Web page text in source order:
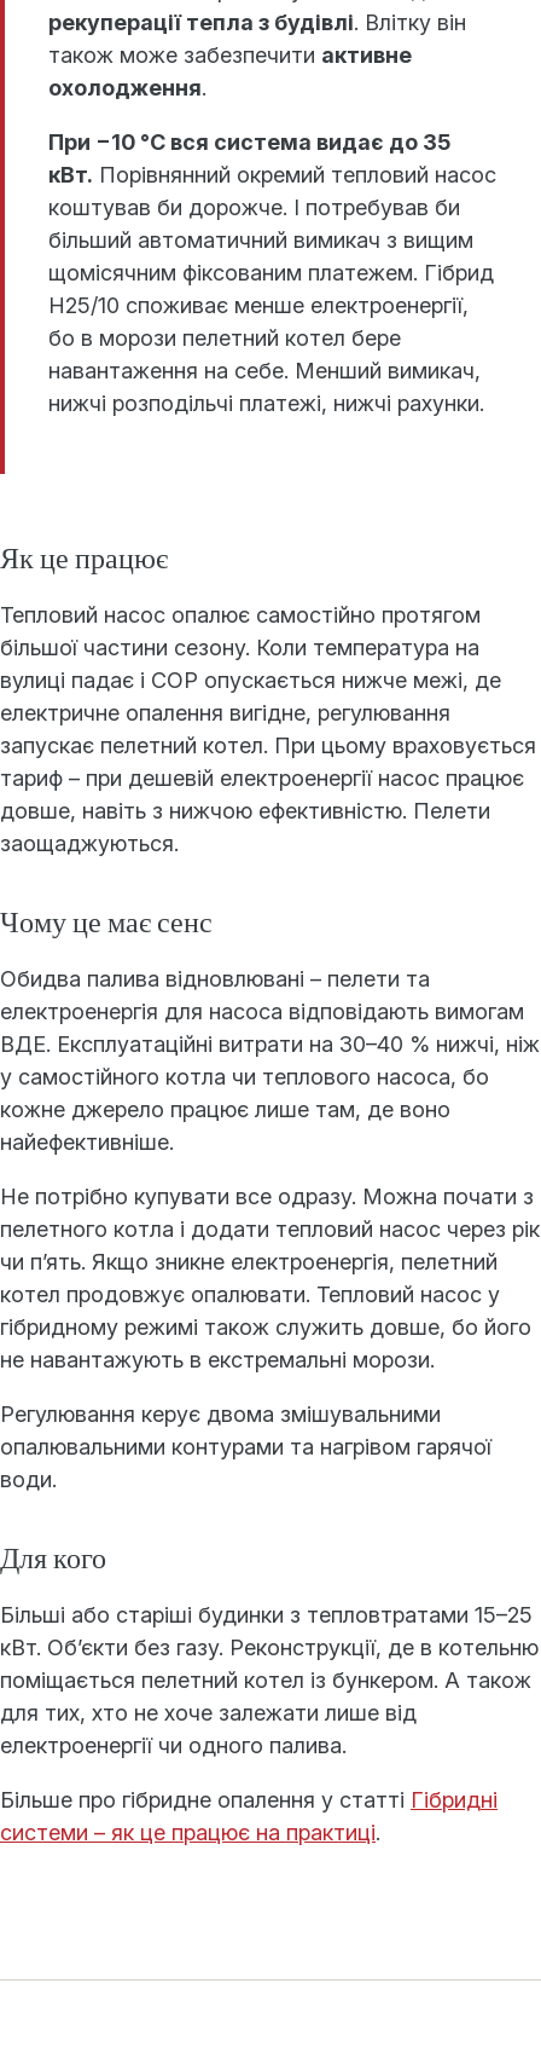
рекуперації тепла з будівлі. Влітку він
також може забезпечити активне
охолодження.
При −10 °C вся система видає до 35
кВт. Порівнянний окремий тепловий насос
коштував би дорожче. І потребував би
більший автоматичний вимикач з вищим
щомісячним фіксованим платежем. Гібрид
H25/10 споживає менше електроенергії,
бо в морози пелетний котел бере
навантаження на себе. Менший вимикач,
нижчі розподільчі платежі, нижчі рахунки.
Як це працює
Тепловий насос опалює самостійно протягом
більшої частини сезону. Коли температура на
вулиці падає і COP опускається нижче межі, де
електричне опалення вигідне, регулювання
запускає пелетний котел. При цьому враховується
тариф – при дешевій електроенергії насос працює
довше, навіть з нижчою ефективністю. Пелети
заощаджуються.
Чому це має сенс
Обидва палива відновлювані – пелети та
електроенергія для насоса відповідають вимогам
ВДЕ. Експлуатаційні витрати на 30–40 % нижчі, ніж
у самостійного котла чи теплового насоса, бо
кожне джерело працює лише там, де воно
найефективніше.
Не потрібно купувати все одразу. Можна почати з
пелетного котла і додати тепловий насос через рік
чи п’ять. Якщо зникне електроенергія, пелетний
котел продовжує опалювати. Тепловий насос у
гібридному режимі також служить довше, бо його
не навантажують в екстремальні морози.
Регулювання керує двома змішувальними
опалювальними контурами та нагрівом гарячої
води.
Для кого
Більші або старіші будинки з тепловтратами 15–25
кВт. Об’єкти без газу. Реконструкції, де в котельню
поміщається пелетний котел із бункером. А також
для тих, хто не хоче залежати лише від
електроенергії чи одного палива.
Більше про гібридне опалення у статті Гібридні
системи – як це працює на практиці.